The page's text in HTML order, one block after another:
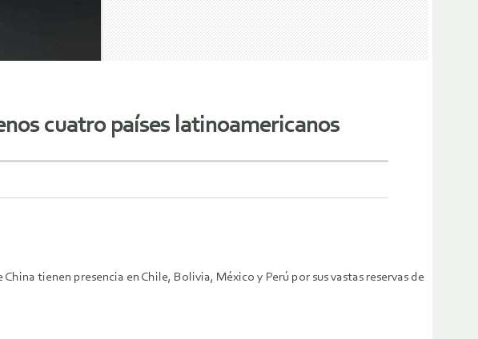
cuatro países latinoamericanos
tienen presencia en Chile, Bolivia, México y Perú por sus vastas reservas de